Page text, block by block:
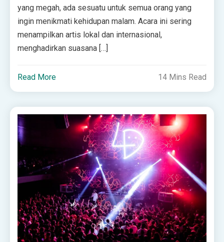
yang megah, ada sesuatu untuk semua orang yang
ingin menikmati kehidupan malam. Acara ini sering
menampilkan artis lokal dan internasional,
menghadirkan suasana […]
Read More 14 Mins Read